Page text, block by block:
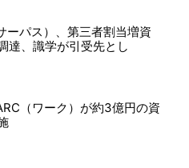
ーパス）、第三者割当増資
達、識学が引受先とし
（ワーク）が約3億円の資